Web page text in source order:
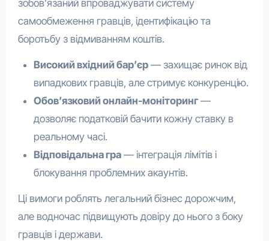
зобов’язаний впроваджувати систему
самообмеження гравців, ідентифікацію та
боротьбу з відмиванням коштів.
Високий вхідний бар’єр— захищає ринок від
випадкових гравців, але стримує конкуренцію.
Обов’язковий онлайн-моніторинг—
дозволяє податковій бачити кожну ставку в
реальному часі.
Відповідальна гра— інтеграція лімітів і
блокування проблемних акаунтів.
Ці вимоги роблять легальний бізнес дорожчим,
але водночас підвищують довіру до нього з боку
гравців і держави.